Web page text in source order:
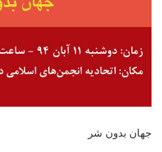
جهان بدون شر